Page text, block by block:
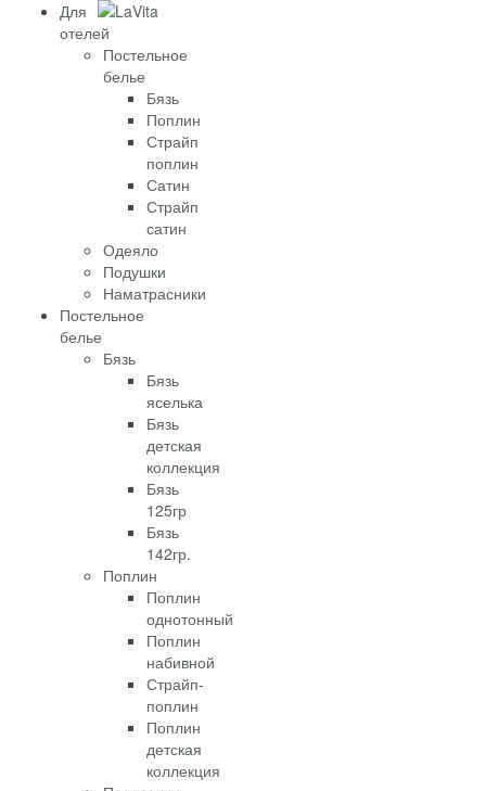
Для
отелей
Постельное
белье
Бязь
Поплин
Страйп
поплин
Сатин
Страйп
сатин
Одеяло
Подушки
Наматрасники
Постельное
белье
Бязь
Бязь
яселька
Бязь
детская
коллекция
Бязь
125гр
Бязь
142гр.
Поплин
Поплин
однотонный
Поплин
набивной
Страйп-
поплин
Поплин
детская
коллекция